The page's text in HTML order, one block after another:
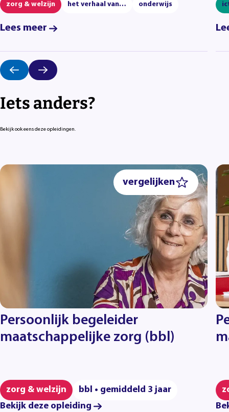
zorg & welzijn het verhaal van… onderwijs
Lees meer
Iets anders?
Bekijk ook eens deze opleidingen.
vergelijken
Persoonlijk begeleider
maatschappelijke zorg (bbl)
zorg & welzijn
bbl • gemiddeld 3 jaar
Bekijk deze opleiding